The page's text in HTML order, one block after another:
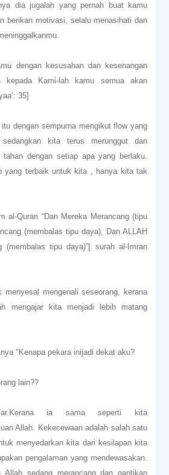
dia jugalah yang pernah buat kamu
berikan motivasi, selalu menasihati dan
dengan kesusahan dan kesenangan
kepada Kami-lah kamu semua akan
35]
dengan sempurna mengikut flow yang
kita terus merunggut dan
tahan dengan setiap apa yang berlaku.
yang terbaik untuk kita , hanya kita tak
al-Quran “Dan Mereka Merancang (tipu
(membalas tipu daya), Dan ALLAH
(membalas tipu daya)”[ surah al-Imran
menyesal mengenali seseorang, kerana
mengajar kita menjadi lebih matang
"Kenapa pekara inijadi dekat aku?
lain??
ia sama seperti kita
Allah. Kekecewaan adalah salah satu
menyedarkan kita dari kesilapan kita
pengalaman yang mendewasakan.
Allah sedang merancang dan gantikan